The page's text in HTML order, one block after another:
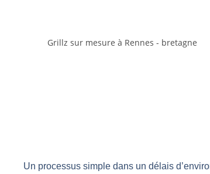
Un processus simple dans un délais